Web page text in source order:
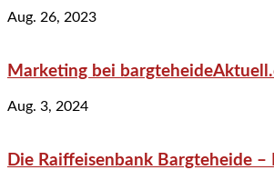
Aug. 26, 2023
Marketing bei
Aug. 3, 2024
Die Raiffeisenbank Bargteheide